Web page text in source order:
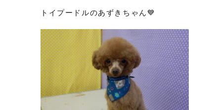
トイプードルのあずきちゃん💙